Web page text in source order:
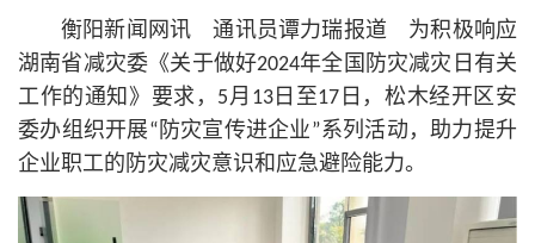
衡阳新闻网讯 通讯员谭力瑞报道 为积极响应
湖南省减灾委《关于做好2024年全国防灾减灾日有关
工作的通知》要求，5月13日至17日，松木经开区安
委办组织开展“防灾宣传进企业”系列活动，助力提升
企业职工的防灾减灾意识和应急避险能力。